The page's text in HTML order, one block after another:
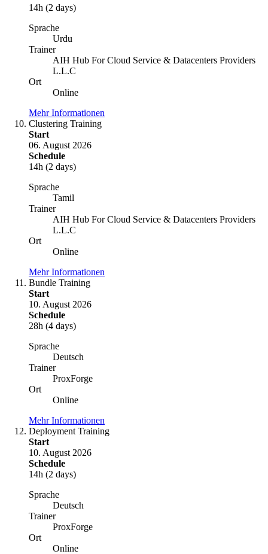
14h (2 days)
Sprache
Urdu
Trainer
AIH Hub For Cloud Service & Datacenters Providers
L.L.C
Ort
Online
Mehr Informationen
Clustering Training
Start
06. August 2026
Schedule
14h (2 days)
Sprache
Tamil
Trainer
AIH Hub For Cloud Service & Datacenters Providers
L.L.C
Ort
Online
Mehr Informationen
Bundle Training
Start
10. August 2026
Schedule
28h (4 days)
Sprache
Deutsch
Trainer
ProxForge
Ort
Online
Mehr Informationen
Deployment Training
Start
10. August 2026
Schedule
14h (2 days)
Sprache
Deutsch
Trainer
ProxForge
Ort
Online